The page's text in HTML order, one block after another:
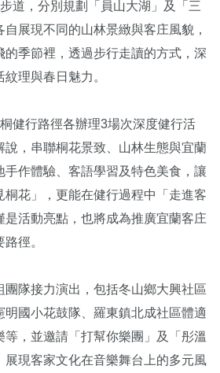
道，分別規劃「員山大湖」及「三
展現不同的山林景緻與客庄風貌，
的季節裡，透過步行走讀的方式，深
理與春日魅力。
健行路徑各辦理3場次深度健行活
說，串聯桐花景致、山林生態與宜蘭
手作體驗、客語學習及特色美食，讓
桐花」，更能在健行過程中「走進客
是活動亮點，也將成為推廣宜蘭客庄
徑。
團隊接力演出，包括冬山鄉大興社區
明國小花鼓隊、羅東鎮北成社區體適
，並邀請「打幫你樂團」及「彤溫
展現客家文化在音樂舞台上的多元風